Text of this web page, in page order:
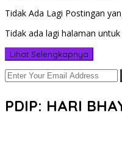
Tidak Ada Lagi Postingan
Tidak ada lagi halaman
Lihat Selengkapnya
PDIP: HARI